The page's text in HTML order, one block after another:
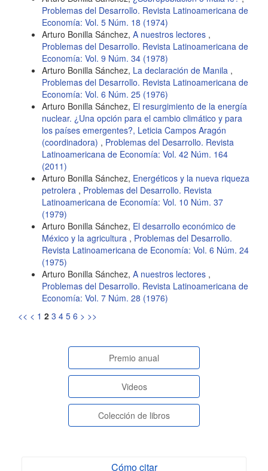
Problemas del Desarrollo. Revista Latinoamericana de
Economía: Vol. 5 Núm. 18 (1974)
Arturo Bonilla Sánchez, A nuestros lectores ,
Problemas del Desarrollo. Revista Latinoamericana de
Economía: Vol. 9 Núm. 34 (1978)
Arturo Bonilla Sánchez, La declaración de Manila ,
Problemas del Desarrollo. Revista Latinoamericana de
Economía: Vol. 6 Núm. 25 (1976)
Arturo Bonilla Sánchez, El resurgimiento de la energía
nuclear. ¿Una opción para el cambio climático y para
los países emergentes?, Leticia Campos Aragón
(coordinadora) , Problemas del Desarrollo. Revista
Latinoamericana de Economía: Vol. 42 Núm. 164
(2011)
Arturo Bonilla Sánchez, Energéticos y la nueva riqueza
petrolera , Problemas del Desarrollo. Revista
Latinoamericana de Economía: Vol. 10 Núm. 37
(1979)
Arturo Bonilla Sánchez, El desarrollo económico de
México y la agricultura , Problemas del Desarrollo.
Revista Latinoamericana de Economía: Vol. 6 Núm. 24
(1975)
Arturo Bonilla Sánchez, A nuestros lectores ,
Problemas del Desarrollo. Revista Latinoamericana de
Economía: Vol. 7 Núm. 28 (1976)
<< < 1 2 3 4 5 6 > >>
paginasespeciales
Premio anual
Videos
Colección de libros
Cómo citar